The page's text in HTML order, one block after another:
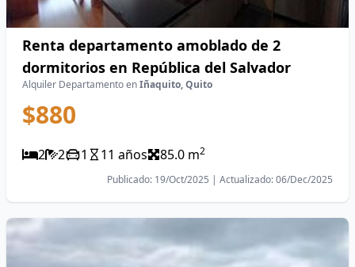
Renta departamento amoblado de 2
dormitorios en República del Salvador
Alquiler Departamento enIñaquito, Quito
$880
2 2 1 11 años 85.0 m2
Publicado: 19/Oct/2025 | Actualizado: 06/Dec/2025